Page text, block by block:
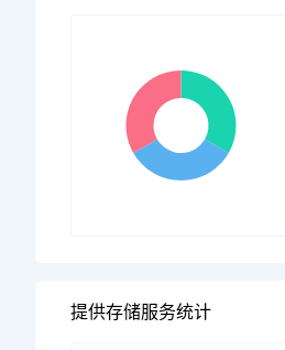
提供存储服务统计